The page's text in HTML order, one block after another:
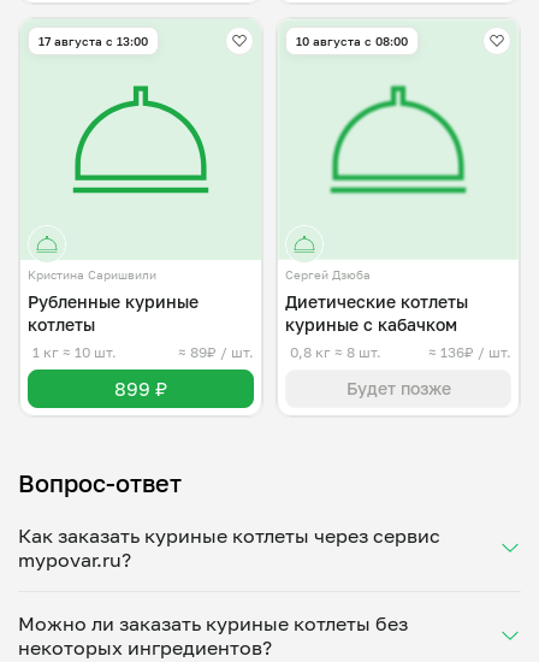
17 августа с 13:00
Кристина Саришвили
Рубленные куриные
котлеты
1 кг ≈ 10 шт. ≈ 89₽ / шт.
899 ₽
10 августа с 08:00
Сергей Дзюба
Диетические котлеты
куриные с кабачком
0,8 кг ≈ 8 шт. ≈ 136₽ / шт.
Будет позже
Вопрос-ответ
Как заказать куриные котлеты через сервис
mypovar.ru?
через наш сервис, выберите повара из списка,
изучите цены, отправьте блюда в корзину. Укажите
Можно ли заказать куриные котлеты без
некоторых ингредиентов?